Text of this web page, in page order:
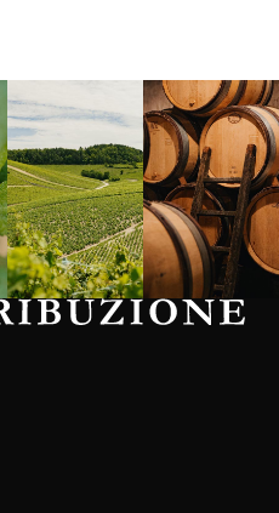
Borgogna,
Francia
Instagram